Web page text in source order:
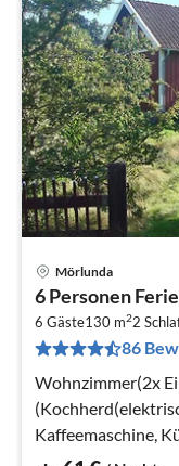
Mörlunda
6 Personen
6 Gäste130 m22
86
Wohnzimmer(2x
Kaffeemaschine,
Wasser vom